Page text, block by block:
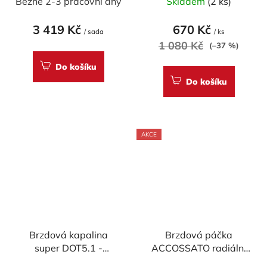
hodnocení
produktu
5,0
z
3 419 Kč / sada
Do košíku
670 Kč / ks
1 080 Kč (–37 %)
Do košíku
Brzdová kapalina
super DOT5.1 -
AKCE
Brzdová páčka
ACCOSSATO radiální